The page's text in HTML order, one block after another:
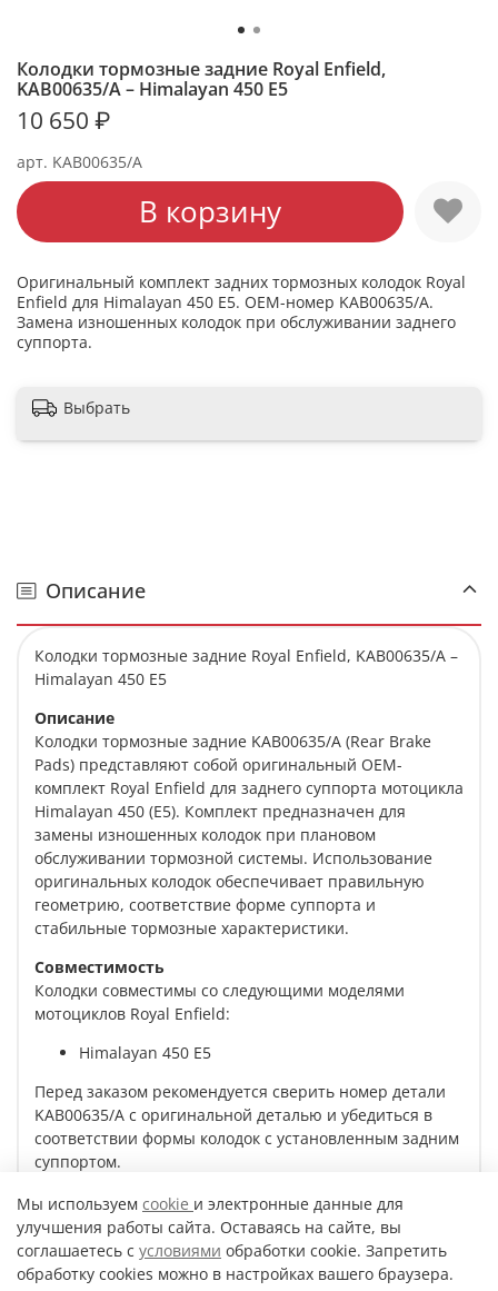
арт. KAB00635/A
Колодки тормозные задние Royal Enfield,
KAB00635/A – Himalayan 450 E5
10 650 ₽
В корзину
Оригинальный комплект задних тормозных колодок Royal
Enfield для Himalayan 450 E5. OEM-номер KAB00635/A.
Замена изношенных колодок при обслуживании заднего
суппорта.
Выбрать
Описание
Колодки тормозные задние Royal Enfield, KAB00635/A –
Himalayan 450 E5
Описание
Колодки тормозные задние KAB00635/A (Rear Brake
Pads) представляют собой оригинальный OEM-
комплект Royal Enfield для заднего суппорта мотоцикла
Himalayan 450 (E5). Комплект предназначен для
замены изношенных колодок при плановом
обслуживании тормозной системы. Использование
оригинальных колодок обеспечивает правильную
геометрию, соответствие форме суппорта и
стабильные тормозные характеристики.
Совместимость
Колодки совместимы со следующими моделями
мотоциклов Royal Enfield:
Himalayan 450 E5
Перед заказом рекомендуется сверить номер детали
KAB00635/A с оригинальной деталью и убедиться в
соответствии формы колодок с установленным задним
суппортом.
Характеристики
Мы используем cookie и электронные данные для
улучшения работы сайта. Оставаясь на сайте, вы
соглашаетесь с условиями обработки cookie. Запретить
обработку cookies можно в настройках вашего браузера.